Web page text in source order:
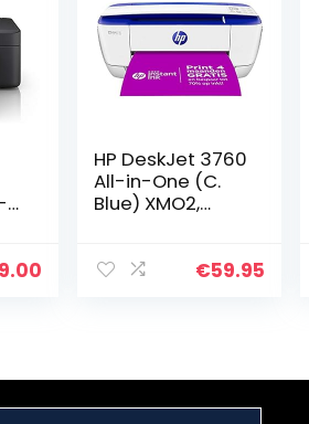
HP DeskJet 3760
All-in-One (C.
Blue) XMO2,
printer voor thuis
€59.95